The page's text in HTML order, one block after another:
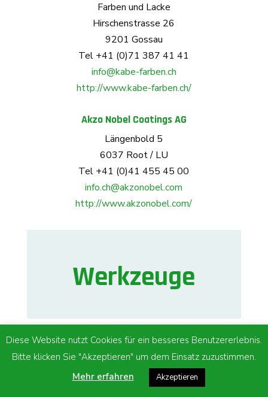
Farben und Lacke
Hirschenstrasse 26
9201 Gossau
Tel +41 (0)71 387 41 41
info@kabe-farben.ch
http://www.kabe-farben.ch/
Akzo Nobel Coatings AG
Längenbold 5
6037 Root / LU
Tel +41 (0)41 455 45 00
info.ch@akzonobel.com
http://www.akzonobel.com/
Werkzeuge
Leitz GmbH
Werkzeuge
Hardstrasse 2
Diese Website nutzt Cookies für ein besseres Benutzererlebnis.
Bitte klicken Sie "Akzeptieren" um dem Einsatz zuzustimmen.
Mehr erfahren
Akzeptieren